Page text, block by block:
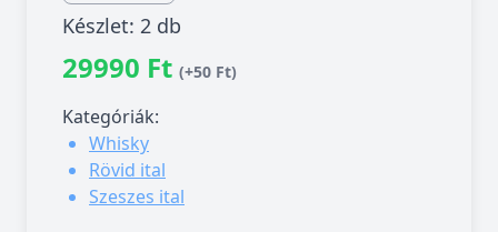
Készlet: 2 db
29990 Ft (+50 Ft)
Kategóriák:
Whisky
Rövid ital
Szeszes ital